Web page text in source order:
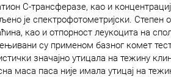
С-трансферазе, као и
је спектрофотометријски.
као и отпорност леукоцита на
су применом базног комет
значајно утицала на тежину
маса паса није имала утицај на